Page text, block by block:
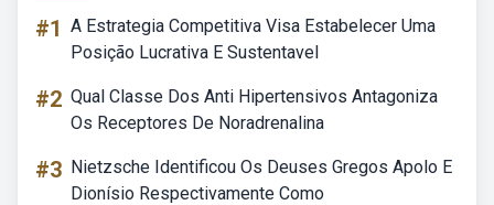
#1 A Estrategia Competitiva Visa Estabelecer Uma
Posição Lucrativa E Sustentavel
#2 Qual Classe Dos Anti Hipertensivos Antagoniza
Os Receptores De Noradrenalina
#3 Nietzsche Identificou Os Deuses Gregos Apolo E
Dionísio Respectivamente Como